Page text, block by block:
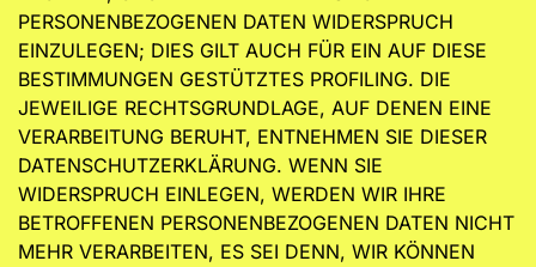
PERSONENBEZOGENEN DATEN WIDERSPRUCH
EINZULEGEN; DIES GILT AUCH FÜR EIN AUF DIESE
BESTIMMUNGEN GESTÜTZTES PROFILING. DIE
JEWEILIGE RECHTSGRUNDLAGE, AUF DENEN EINE
VERARBEITUNG BERUHT, ENTNEHMEN SIE DIESER
DATENSCHUTZERKLÄRUNG. WENN SIE
WIDERSPRUCH EINLEGEN, WERDEN WIR IHRE
BETROFFENEN PERSONENBEZOGENEN DATEN NICHT
MEHR VERARBEITEN, ES SEI DENN, WIR KÖNNEN